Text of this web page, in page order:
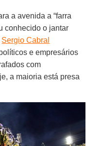
a avenida a “farra
conhecido o jantar
Sergio Cabral
e empresários
com
a maioria está presa